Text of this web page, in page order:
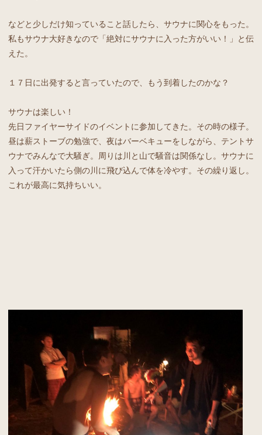
などと少しだけ知っていること話したら、サウナに関心をもった。
私もサウナ大好きなので「絶対にサウナに入った方がいい！」と伝
えた。
１７日に出発すると言っていたので、もう到着したのかな？
サウナは楽しい！
先日ファイヤーサイドのイベントに参加してきた。その時の様子。
昼は薪ストーブの勉強で、夜はバーベキューをしながら、テントサ
ウナでみんなで大騒ぎ。周りは川と山で騒音は関係なし。サウナに
入って汗かいたら側の川に飛び込んで体を冷やす。その繰り返し。
これが最高に気持ちいい。